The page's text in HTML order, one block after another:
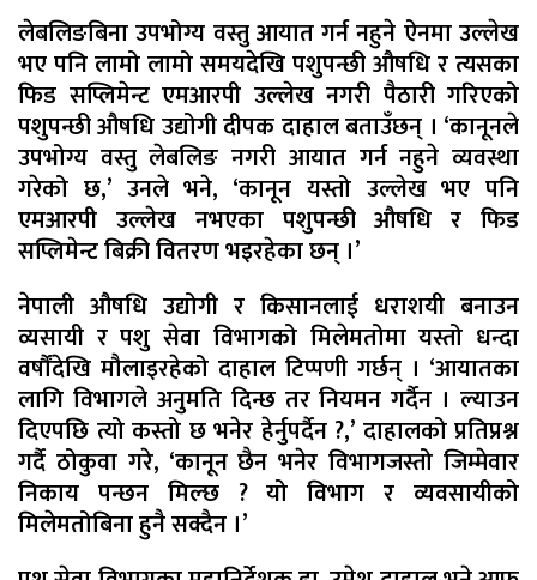
लेबलिङबिना उपभोग्य वस्तु आयात गर्न नहुने ऐनमा उल्लेख
भए पनि लामो लामो समयदेखि पशुपन्छी औषधि र त्यसका
फिड सप्लिमेन्ट एमआरपी उल्लेख नगरी पैठारी गरिएको
पशुपन्छी औषधि उद्योगी दीपक दाहाल बताउँछन् । ‘कानूनले
उपभोग्य वस्तु लेबलिङ नगरी आयात गर्न नहुने व्यवस्था
गरेको छ,’ उनले भने, ‘कानून यस्तो उल्लेख भए पनि
एमआरपी उल्लेख नभएका पशुपन्छी औषधि र फिड
सप्लिमेन्ट बिक्री वितरण भइरहेका छन् ।’
नेपाली औषधि उद्योगी र किसानलाई धराशयी बनाउन
व्यसायी र पशु सेवा विभागको मिलेमतोमा यस्तो धन्दा
वर्षौंदेखि मौलाइरहेको दाहाल टिप्पणी गर्छन् । ‘आयातका
लागि विभागले अनुमति दिन्छ तर नियमन गर्दैन । ल्याउन
दिएपछि त्यो कस्तो छ भनेर हेर्नुपर्दैन ?,’ दाहालको प्रतिप्रश्न
गर्दै ठोकुवा गरे, ‘कानून छैन भनेर विभागजस्तो जिम्मेवार
निकाय पन्छन मिल्छ ? यो विभाग र व्यवसायीको
मिलेमतोबिना हुनै सक्दैन ।’